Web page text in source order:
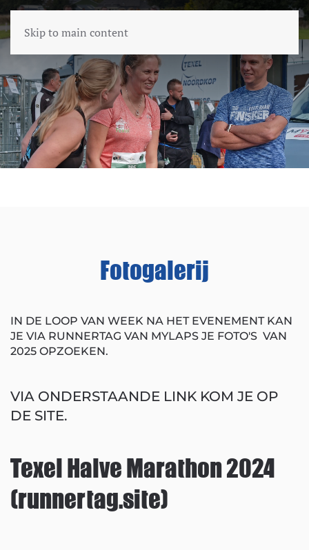
Skip to main content
Fotogalerij
IN DE LOOP VAN WEEK NA HET EVENEMENT KAN
JE VIA RUNNERTAG VAN MYLAPS JE FOTO'S VAN
2025 OPZOEKEN.
VIA ONDERSTAANDE LINK KOM JE OP
DE SITE.
Texel Halve Marathon 2024
(runnertag.site)